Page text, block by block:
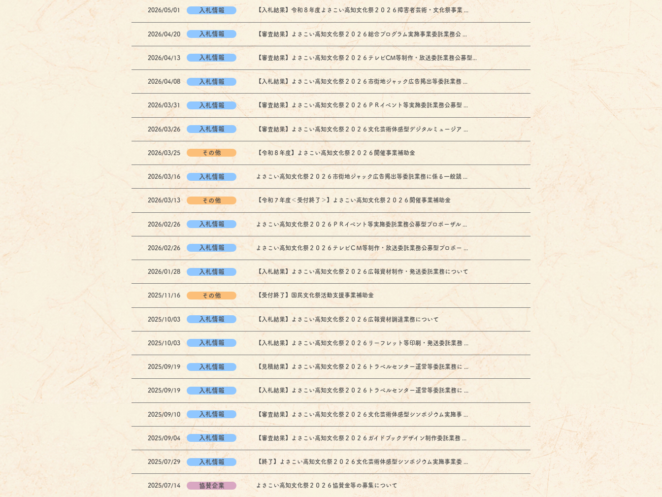
2026/05/01 入札情報 【入札結果】令和８年度よさこい高知文化祭２０２６障害者芸術・文化祭事業 ...
2026/04/20 入札情報 【審査結果】よさこい高知文化祭２０２６総合プログラム実施事業委託業務公 ...
2026/04/13 入札情報 【審査結果】よさこい高知文化祭２０２６テレビCM等制作・放送委託業務公募型...
2026/04/08 入札情報 【入札結果】よさこい高知文化祭２０２６市街地ジャック広告掲出等委託業務 ...
2026/03/31 入札情報 【審査結果】よさこい高知文化祭２０２６ＰＲイベント等実施委託業務公募型 ...
2026/03/26 入札情報 【審査結果】よさこい高知文化祭２０２６文化芸術体感型デジタルミュージア ...
2026/03/25 その他 【令和８年度】よさこい高知文化祭２０２６開催事業補助金
2026/03/16 入札情報 よさこい高知文化祭２０２６市街地ジャック広告掲出等委託業務に係る一般競 ...
2026/03/13 その他 【令和７年度＜受付終了＞】よさこい高知文化祭２０２６開催事業補助金
2026/02/26 入札情報 よさこい高知文化祭２０２６ＰＲイベント等実施委託業務公募型プロポーザル ...
2026/02/26 入札情報 よさこい高知文化祭２０２６テレビＣＭ等制作・放送委託業務公募型プロポー ...
2026/01/28 入札情報 【入札結果】よさこい高知文化祭２０２６広報資材制作・発送委託業務について
2025/11/16 その他 【受付終了】国民文化祭活動支援事業補助金
2025/10/03 入札情報 【入札結果】よさこい高知文化祭２０２６広報資材調達業務について
2025/10/03 入札情報 【入札結果】よさこい高知文化祭２０２６リーフレット等印刷・発送委託業務 ...
2025/09/19 入札情報 【見積結果】よさこい高知文化祭２０２６トラベルセンター運営等委託業務に ...
2025/09/19 入札情報 【入札結果】よさこい高知文化祭２０２６トラベルセンター運営等委託業務に ...
2025/09/10 入札情報 【審査結果】よさこい高知文化祭２０２６文化芸術体感型シンポジウム実施事 ...
2025/09/04 入札情報 【審査結果】よさこい高知文化祭２０２６ガイドブックデザイン制作委託業務 ...
2025/07/29 入札情報 【終了】よさこい高知文化祭２０２６文化芸術体感型シンポジウム実施事業委 ...
2025/07/14 協賛企業 よさこい高知文化祭２０２６協賛金等の募集について